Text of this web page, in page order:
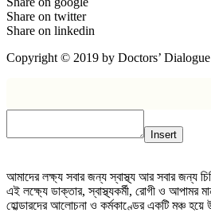
Share on twitter
Share on linkedin
Copyright © 2019 by Doctors’ Dialogue
Insert
আমাদের লক্ষ্য সবার জন্য স্বাস্থ্য আর সবার জন্য
এই লক্ষ্যে ডাক্তার, স্বাস্থ্যকর্মী, রোগী ও আপামর
হোল্ডারদের আলোচনা ও কর্মকাণ্ডের একটি মঞ্চ হয়ে